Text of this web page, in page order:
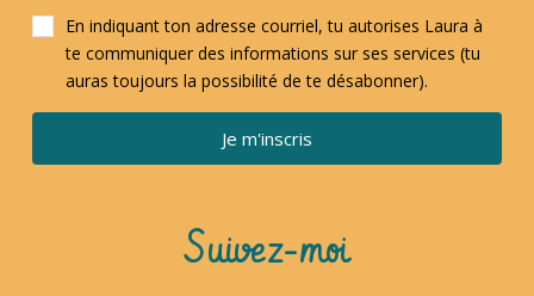
En indiquant ton adresse courriel, tu autorises Laura à
te communiquer des informations sur ses services (tu
auras toujours la possibilité de te désabonner).
Je m'inscris
Suivez-moi